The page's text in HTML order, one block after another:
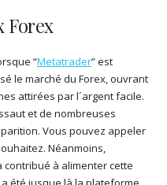
Forex
“Metatrader” est
le marché du Forex, ouvrant
attirées par l´argent facile.
et de nombreuses
Vous pouvez appeler
Néanmoins,
contribué à alimenter cette